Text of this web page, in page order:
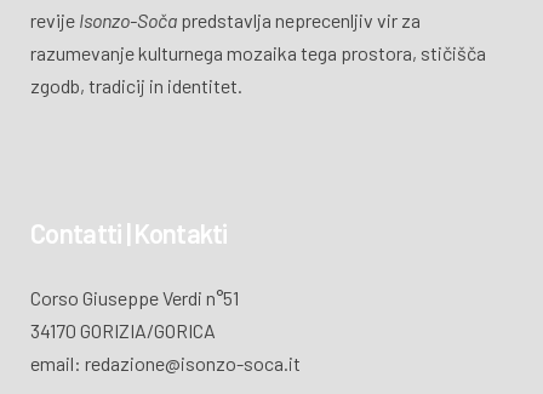
revije Isonzo-Soča predstavlja neprecenljiv vir za
razumevanje kulturnega mozaika tega prostora, stičišča
zgodb, tradicij in identitet.
Contatti | Kontakti
Corso Giuseppe Verdi n°51
34170 GORIZIA/GORICA
email: redazione@isonzo-soca.it